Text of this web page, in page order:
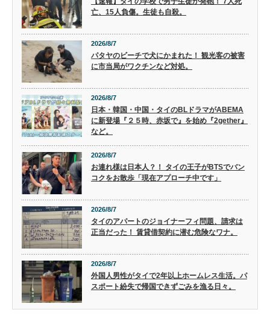
亡、15人負傷。生徒も自殺。
2026/8/7
パタヤのビーチで犬にかまれた！ 観光客の被害
に市当局がワクチンなど対処。
2026/8/7
日本・韓国・中国・タイのBLドラマがABEMA
に新登場『２５時、赤坂で』を始め『2gether』
など。
2026/8/7
お連れ様は日本人？！ タイの王子がBTSでバン
コクをお散歩「現在アプローチ中です」
2026/8/7
タイのアパートのジョイナーフィ問題、請求は
正当だった！ 賃貸借契約に潜む危険なワナ。
2026/8/7
外国人男性がタイで2年以上ホームレス生活。パ
スポート紛失で帰国できずごみを漁る日々。